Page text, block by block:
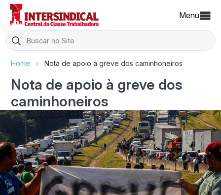
Menu
Search
for:
Home › Nota de apoio à greve dos caminhoneiros
Nota de apoio à greve dos
caminhoneiros